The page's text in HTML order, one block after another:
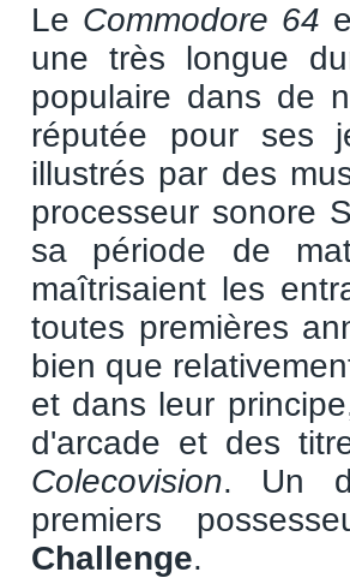
Le Commodore 64
une très longue
populaire dans de
réputée pour ses
illustrés par des
processeur sonore
sa période de
maîtrisaient les
toutes premières
bien que
et dans leur
d'arcade et des
Colecovision. Un
premiers
Challenge.